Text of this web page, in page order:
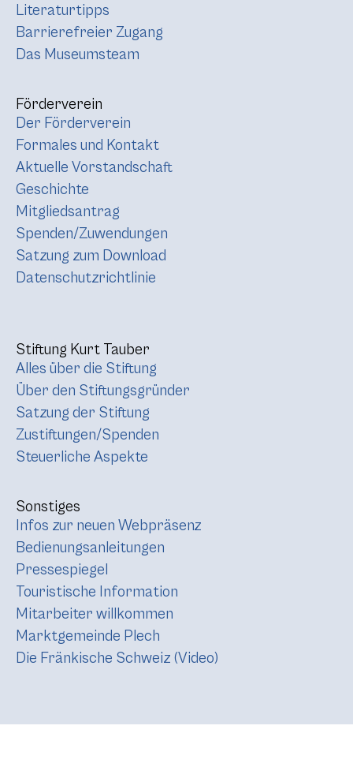
Literaturtipps
Barrierefreier Zugang
Das Museumsteam
Förderverein
Der Förderverein
Formales und Kontakt
Aktuelle Vorstandschaft
Geschichte
Mitgliedsantrag
Spenden/Zuwendungen
Satzung zum Download
Datenschutzrichtlinie
Stiftung Kurt Tauber
Alles über die Stiftung
Über den Stiftungsgründer
Satzung der Stiftung
Zustiftungen/Spenden
Steuerliche Aspekte
Sonstiges
Infos zur neuen Webpräsenz
Bedienungsanleitungen
Pressespiegel
Touristische Information
Mitarbeiter willkommen
Marktgemeinde Plech
Die Fränkische Schweiz (Video)